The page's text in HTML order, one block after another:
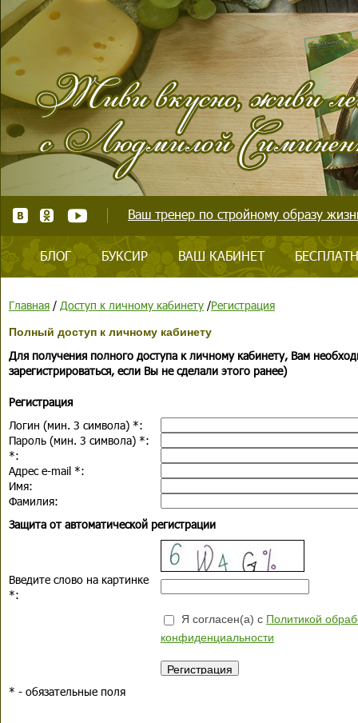
Ваш тренер по стройному образу
БЛОГ БУКСИР ВАШ КАБИНЕТ
Главная / Доступ к личному кабинету /Регистрация
Полный доступ к личному кабинету
Для получения полного доступа к личному кабинету, Вам
зарегистрироваться, если Вы не сделали этого ранее)
Регистрация
Логин (мин. 3 символа) *:
Пароль (мин. 3 символа) *:
*:
Адрес e-mail *:
Имя:
Фамилия:
Защита от автоматической регистрации
Введите слово на картинке
*:
Я согласен(а) с Политикой
конфиденциальности
* - обязательные поля